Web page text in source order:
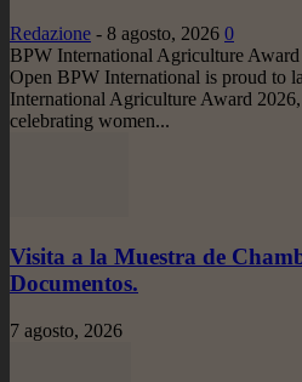
Redazione - 8 agosto, 2026 0
BPW International Agriculture
Open BPW International is proud to
International Agriculture Award
celebrating women...
Visita a la Muestra de
Documentos.
7 agosto, 2026